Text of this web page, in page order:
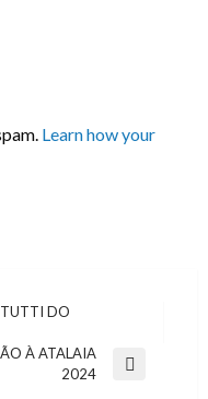
Learn how your
TUTTI DO
À ATALAIA
2024